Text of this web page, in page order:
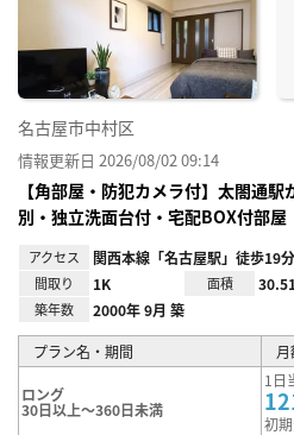
名古屋市中村区
情報更新日 2026/08/02 09:14
【角部屋・防犯カメラ付】太閤通
別・独立洗面台付・宅配BOX付部屋
アクセス 関西本線「名古屋駅」徒歩19分
間取り 1K 面積
築年数 2000年 9月 築
プラン名・期間
ロング
30日以上～360日未満
1日
初